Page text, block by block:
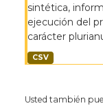
sintética,
ejecución del
carácter
CSV
Usted también